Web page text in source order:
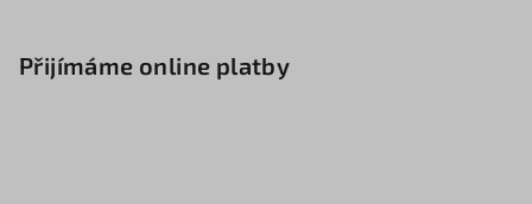
Přijímáme online platby